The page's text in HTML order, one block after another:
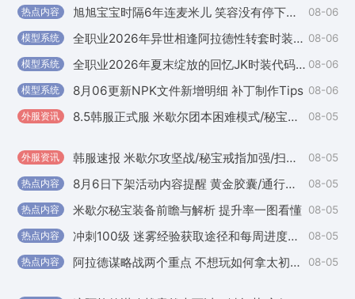
热点内容 旭旭宝宝时隔6年连麦米儿 笑容没有停下过小心思藏不住 08-06
模型系统 全职业2026年异世相逢阿拉德性转套时装代码 08-06
模型系统 全职业2026年夏末绽放的回忆JK时装代码分享 08-06
模型系统 8月06更新NPK文件新增明细 补丁制作Tips 08-06
外服资讯 8.5韩服正式服 米歇尔团本困难模式/秘宝装备加强 08-05
外服资讯 韩服速报 米歇尔攻坚战/秘宝戒指加强/扫荡优化等 08-05
热点内容 8月6日下架活动内容提醒 黄金胶囊/通行券/异色天空 08-05
热点内容 米歇尔秘宝装备前瞻与解析 提升率一图看懂 08-05
热点内容 冲刺100级 迷雾经验获取途径和每周进度自检表 08-05
热点内容 阿拉德谋略战两个重点 不想玩如何拿太初想玩如何积累 08-05